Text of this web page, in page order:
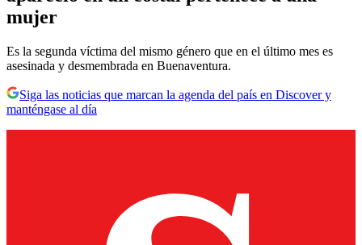
mujer
Es la segunda víctima del mismo género que en el último mes es
asesinada y desmembrada en Buenaventura.
Siga las noticias que marcan la agenda del país en Discover y
manténgase al día